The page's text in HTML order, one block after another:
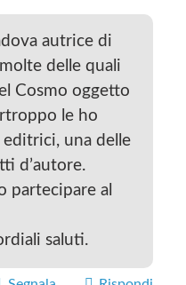
autrice di
delle quali
Cosmo oggetto
le ho
una delle
d’autore.
partecipare al
saluti.